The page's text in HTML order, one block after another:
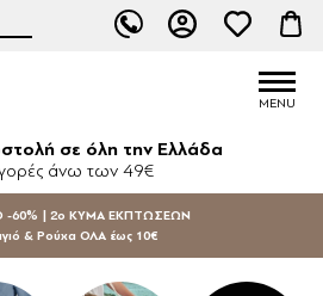
σε όλη την Ελλάδα
άνω των 49€
-60% | 2ο ΚΥΜΑ ΕΚΠΤΩΣΕΩΝ
& Ρούχα ΟΛΑ έως 10€